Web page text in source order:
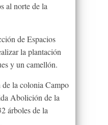
al norte de la
de Espacios
la plantación
y un camellón.
la colonia Campo
Abolición de la
árboles de la